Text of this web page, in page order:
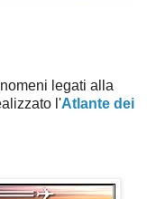
legati alla
l'Atlante dei